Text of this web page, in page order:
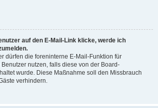
auf den E-Mail-Link klicke, werde ich
dürfen die foreninterne E-Mail-Funktion für
nutzen, falls diese von der Board-
wurde. Diese Maßnahme soll den Missbrauch
verhindern.